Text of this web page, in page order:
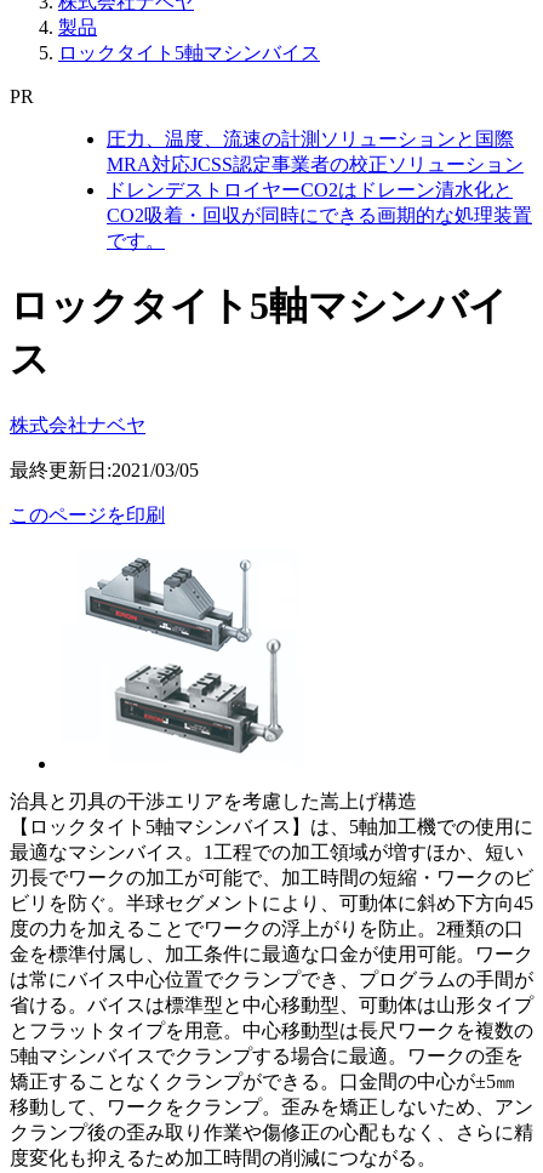
製品
ロックタイト5軸マシンバイス
PR
圧力、温度、流速の計測ソリューションと国際
MRA対応JCSS認定事業者の校正ソリューション
ドレンデストロイヤーCO2はドレーン清水化と
CO2吸着・回収が同時にできる画期的な処理装置
です。
ロックタイト5軸マシンバイ
ス
株式会社ナベヤ
最終更新日:2021/03/05
このページを印刷
治具と刃具の干渉エリアを考慮した嵩上げ構造
【ロックタイト5軸マシンバイス】は、5軸加工機での使用に
最適なマシンバイス。1工程での加工領域が増すほか、短い
刃長でワークの加工が可能で、加工時間の短縮・ワークのビ
ビリを防ぐ。半球セグメントにより、可動体に斜め下方向45
度の力を加えることでワークの浮上がりを防止。2種類の口
金を標準付属し、加工条件に最適な口金が使用可能。ワーク
は常にバイス中心位置でクランプでき、プログラムの手間が
省ける。バイスは標準型と中心移動型、可動体は山形タイプ
とフラットタイプを用意。中心移動型は長尺ワークを複数の
5軸マシンバイスでクランプする場合に最適。ワークの歪を
矯正することなくクランプができる。口金間の中心が±5㎜
移動して、ワークをクランプ。歪みを矯正しないため、アン
クランプ後の歪み取り作業や傷修正の心配もなく、さらに精
度変化も抑えるため加工時間の削減につながる。